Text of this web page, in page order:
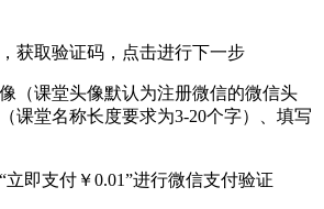
获取验证码，点击进行下一步
（课堂头像默认为注册微信的微信头
课堂名称长度要求为3-20个字）、填写
立即支付￥0.01”进行微信支付验证